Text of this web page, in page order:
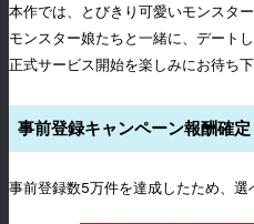
本作では、とびきり可愛いモンスタ
モンスター娘たちと一緒に、デート
正式サービス開始を楽しみにお待ち下
事前登録キャンペーン報酬確定
事前登録数5万件を達成したため、選